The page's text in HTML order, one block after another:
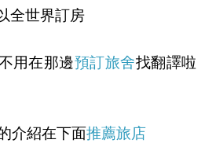
全世界訂房
用在那邊預訂旅舍找翻譯啦
介紹在下面推薦旅店